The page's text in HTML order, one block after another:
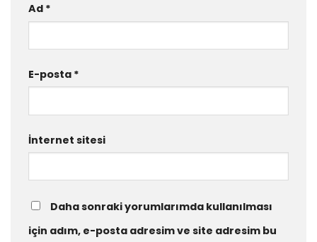
Ad *
E-posta *
İnternet sitesi
Daha sonraki yorumlarımda kullanılması
için adım, e-posta adresim ve site adresim bu